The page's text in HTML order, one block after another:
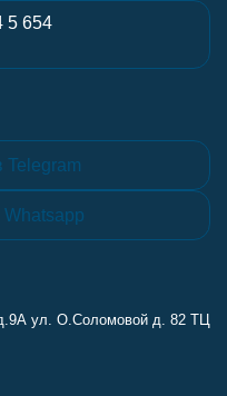
5 654
Telegram
Whatsapp
ул. О.Соломовой д. 82 ТЦ